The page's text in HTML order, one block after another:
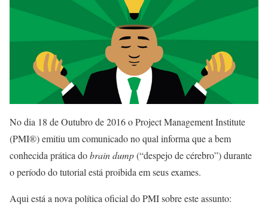
No dia 18 de Outubro de 2016 o Project Management Institute
(PMI®) emitiu um comunicado no qual informa que a bem
conhecida prática dobrain dump(“despejo de cérebro”)durante
o período do tutorial está proibida em seus exames.
Aqui está a nova política oficial do PMI sobre este assunto: